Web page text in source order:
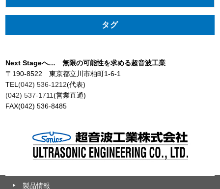
タグ
Next Stageへ… 無限の可能性を求める超音波工業
〒190-8522 東京都立川市柏町1-6-1
TEL (042) 536-1212(代表)
(042) 537-1711(営業直通)
FAX(042) 536-8485
製品情報